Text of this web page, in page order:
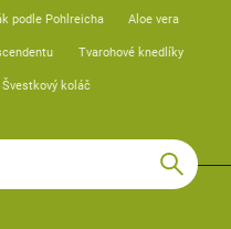
podle Pohlreicha Aloe vera
Tvarohové knedlíky
Švestkový koláč